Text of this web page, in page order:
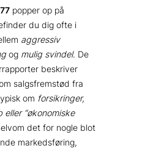
popper op på
du dig ofte i
aggressiv
og mulig svindel. De
beskriver
salgsfremstød fra
om forsikringer,
eller “økonomiske
det for nogle blot
markedsføring,